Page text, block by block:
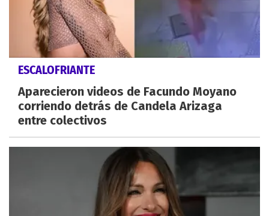
ESCALOFRIANTE
Aparecieron videos de Facundo Moyano
corriendo detrás de Candela Arizaga
entre colectivos